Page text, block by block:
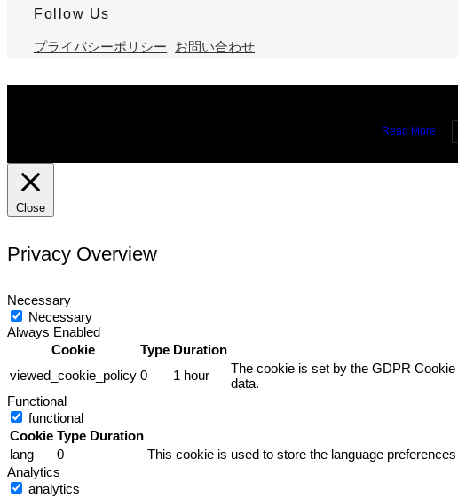
Follow Us
プライバシーポリシー お問い合わせ
Read More
Close
Privacy Overview
Necessary
Necessary
Always Enabled
Cookie
Type Duration
viewed_cookie_policy 0 1 hour
The cookie is set by the GDPR
data.
Functional
functional
Cookie Type Duration
lang
0
This cookie is used to store the language
Analytics
analytics